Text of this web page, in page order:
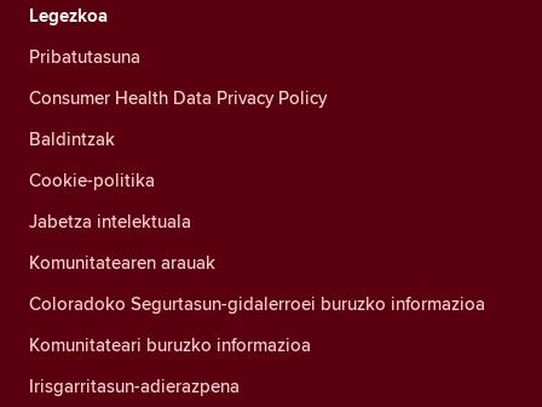
Legezkoa
Pribatutasuna
Consumer Health Data Privacy Policy
Baldintzak
Cookie-politika
Jabetza intelektuala
Komunitatearen arauak
Coloradoko Segurtasun-gidalerroei buruzko informazioa
Komunitateari buruzko informazioa
Irisgarritasun-adierazpena